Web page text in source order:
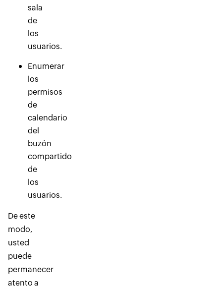
sala
de
los
usuarios.
Enumerar
los
permisos
de
calendario
del
buzón
compartido
de
los
usuarios.
De este
modo,
usted
puede
permanecer
atento a